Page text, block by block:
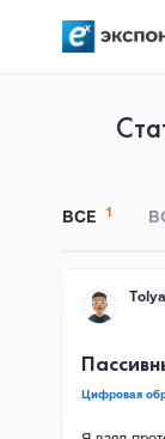
ВСЕ 1
Цифровая